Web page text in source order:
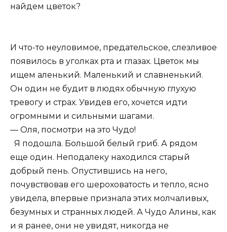
найдем цветок?
И что-то неуловимое, предательское, слезливое
появилось в уголках рта и глазах. Цветок мы
ищем аленький. Маленький и славненький.
Он один не будит в людях обычную глухую
тревогу и страх. Увидев его, хочется идти
огромными и сильными шагами.
— Оля, посмотри на это Чудо!
Я подошла. Большой белый гриб. А рядом
еще один. Неподалеку находился старый
добрый пень. Опустившись на него,
почувствовав его шероховатость и тепло, ясно
увидела, впервые признала этих молчаливых,
безумных и странных людей. А Чудо Алины, как
и я ранее, они не увидят, никогда не